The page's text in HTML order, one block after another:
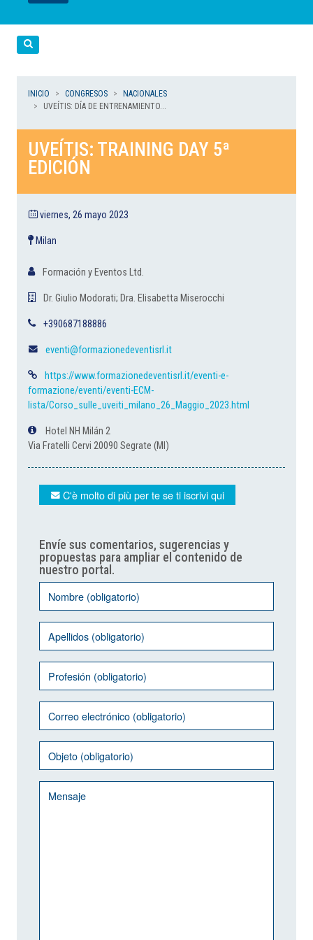
LEER
LEER
LEER
LEER
LEER
INICIO CONGRESOS
NACIONALES
UVEÍTIS: DÍA DE ENTRENAMIENTO...
UVEÍTIS: TRAINING DAY 5ª
EDICIÓN
viernes, 26 mayo 2023
Milan
Formación y Eventos Ltd.
Dr. Giulio Modorati; Dra. Elisabetta Miserocchi
+390687188886
eventi@formazionedeventisrl.it
https://www.formazionedeventisrl.it/eventi-e-
formazione/eventi/eventi-ECM-
lista/Corso_sulle_uveiti_milano_26_Maggio_2023.html
Hotel NH Milán 2
Via Fratelli Cervi 20090 Segrate (MI)
C'è molto di più per te se ti iscrivi qui
Envíe sus comentarios, sugerencias y
propuestas para ampliar el contenido de
nuestro portal.